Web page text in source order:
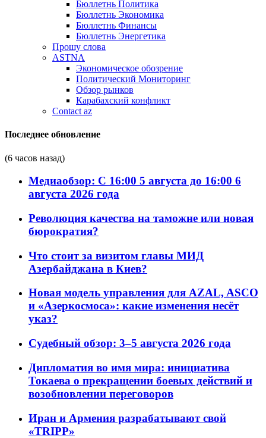
Бюллетнь Политика
Бюллетнь Экономика
Бюллетнь Финансы
Бюллетнь Энергетика
Прошу слова
ASTNA
Экономическое обозрение
Политический Мониторинг
Обзор рынков
Карабахский конфликт
Contact az
Последнее обновление
(6 часов назад)
Медиаобзор: С 16:00 5 августа до 16:00 6
августа 2026 года
Революция качества на таможне или новая
бюрократия?
Что стоит за визитом главы МИД
Азербайджана в Киев?
Новая модель управления для AZAL, ASCO
и «Азеркосмоса»: какие изменения несёт
указ?
Судебный обзор: 3–5 августа 2026 года
Дипломатия во имя мира: инициатива
Токаева о прекращении боевых действий и
возобновлении переговоров
Иран и Армения разрабатывают свой
«TRIPP»